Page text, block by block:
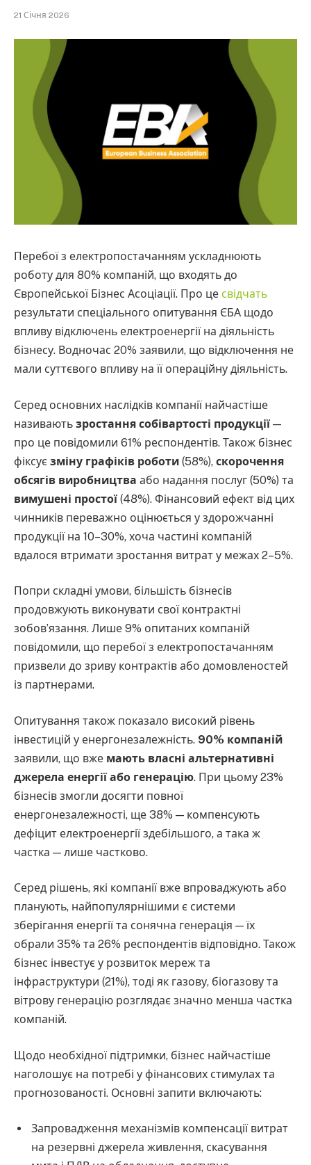
21 Січня 2026
Перебої з електропостачанням ускладнюють
роботу для 80% компаній, що входять до
Європейської Бізнес Асоціації. Про це свідчать
результати спеціального опитування ЄБА щодо
впливу відключень електроенергії на діяльність
бізнесу. Водночас 20% заявили, що відключення не
мали суттєвого впливу на її операційну діяльність.
Серед основних наслідків компанії найчастіше
називають зростання собівартості продукції —
про це повідомили 61% респондентів. Також бізнес
фіксує зміну графіків роботи (58%), скорочення
обсягів виробництва або надання послуг (50%) та
вимушені простої (48%). Фінансовий ефект від цих
чинників переважно оцінюється у здорожчанні
продукції на 10–30%, хоча частині компаній
вдалося втримати зростання витрат у межах 2–5%.
Попри складні умови, більшість бізнесів
продовжують виконувати свої контрактні
зобов’язання. Лише 9% опитаних компаній
повідомили, що перебої з електропостачанням
призвели до зриву контрактів або домовленостей
із партнерами.
Опитування також показало високий рівень
інвестицій у енергонезалежність. 90% компаній
заявили, що вже мають власні альтернативні
джерела енергії або генерацію. При цьому 23%
бізнесів змогли досягти повної
енергонезалежності, ще 38% — компенсують
дефіцит електроенергії здебільшого, а така ж
частка — лише частково.
Серед рішень, які компанії вже впроваджують або
планують, найпопулярнішими є системи
зберігання енергії та сонячна генерація — їх
обрали 35% та 26% респондентів відповідно. Також
бізнес інвестує у розвиток мереж та
інфраструктури (21%), тоді як газову, біогазову та
вітрову генерацію розглядає значно менша частка
компаній.
Щодо необхідної підтримки, бізнес найчастіше
наголошує на потребі у фінансових стимулах та
прогнозованості. Основні запити включають:
Запровадження механізмів компенсації витрат
на резервні джерела живлення, скасування